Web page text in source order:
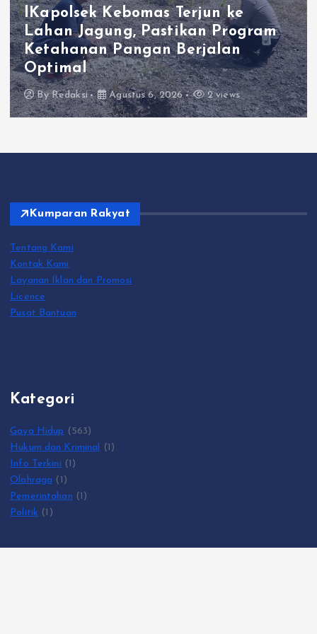
Kebomas Terjun ke
Jagung, Pastikan Program
Pangan Berjalan
Redaksi Agustus 6, 2026 2 views
Kumparan Rakyat
Tentang Kami
Kontak Kami
Layanan Iklan dan Promosi
Licence
Pusat Bantuan
Kategori
Gaya Hidup (563)
Hukum dan Kriminal (1)
Info Terkini (1)
Olahraga (1)
Pemerintahan (1)
Politik (1)